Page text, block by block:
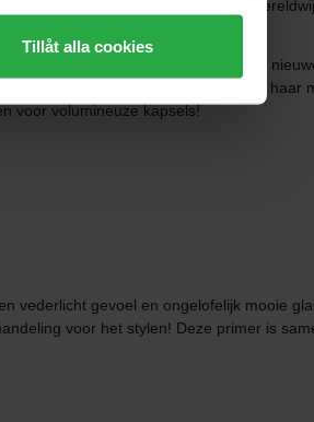
Tillåt alla cookies
York maar is vandaag de dag een
styling voor de catwalk. Voor steeds
productlijn voor volumineus haar
voor volumineuze kapsels!
vederlicht gevoel en ongelofelijk mooie
voor het stylen! Deze primer is